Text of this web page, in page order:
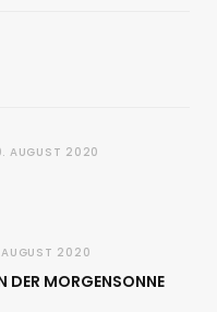
AUGUST 2020
2020
DER MORGENSONNE